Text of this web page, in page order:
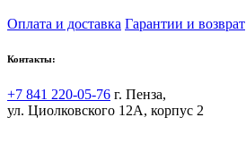
Оплата и доставка Гарантии и возврат
Контакты:
+7 841 220-05-76 г. Пенза,
ул. Циолковского 12А, корпус 2